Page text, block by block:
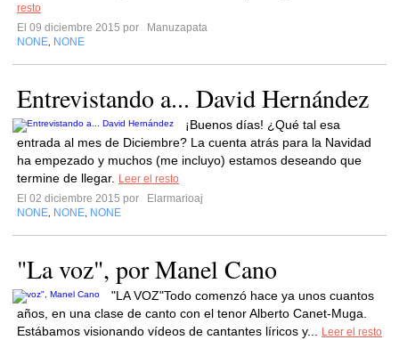
resto
El 09 diciembre 2015 por
Manuzapata
NONE NONE
Entrevistando a... David Hernández
¡Buenos días! ¿Qué tal esa
entrada al mes de Diciembre? La cuenta atrás para la Navidad
ha empezado y muchos (me incluyo) estamos deseando que
termine de llegar.
Leer el resto
El 02 diciembre 2015 por
Elarmarioaj
NONE NONE NONE
"La voz", por Manel Cano
"LA VOZ"Todo comenzó hace ya unos cuantos
años, en una clase de canto con el tenor Alberto Canet-Muga.
Estábamos visionando vídeos de cantantes líricos y...
Leer el resto